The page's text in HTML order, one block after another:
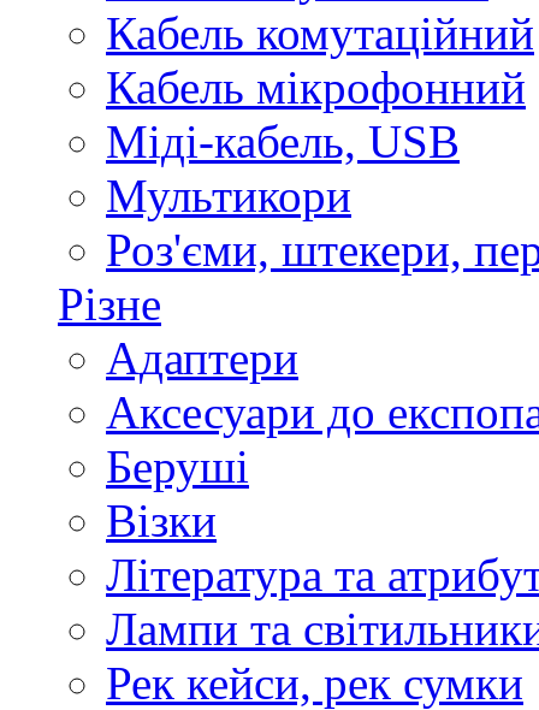
Кабель комутаційний
Кабель мікрофонний
Міді-кабель, USB
Мультикори
Роз'єми, штекери,
Різне
Адаптери
Аксесуари до
Беруші
Візки
Література та
Лампи та
Рек кейси, рек сумки